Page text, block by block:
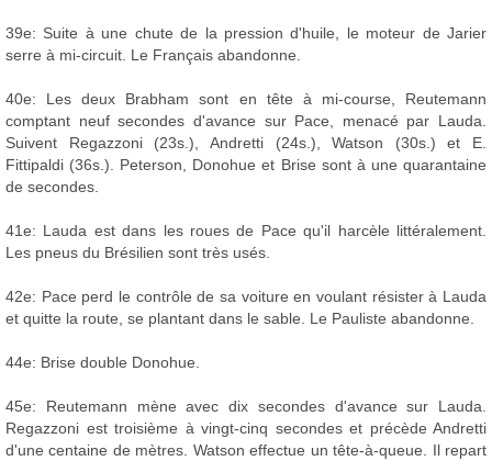
39e: Suite à une chute de la pression d'huile, le moteur de Jarier
serre à mi-circuit. Le Français abandonne.
40e: Les deux Brabham sont en tête à mi-course, Reutemann
comptant neuf secondes d'avance sur Pace, menacé par Lauda.
Suivent Regazzoni (23s.), Andretti (24s.), Watson (30s.) et E.
Fittipaldi (36s.). Peterson, Donohue et Brise sont à une quarantaine
de secondes.
41e: Lauda est dans les roues de Pace qu'il harcèle littéralement.
Les pneus du Brésilien sont très usés.
42e: Pace perd le contrôle de sa voiture en voulant résister à Lauda
et quitte la route, se plantant dans le sable. Le Pauliste abandonne.
44e: Brise double Donohue.
45e: Reutemann mène avec dix secondes d'avance sur Lauda.
Regazzoni est troisième à vingt-cinq secondes et précède Andretti
d'une centaine de mètres. Watson effectue un tête-à-queue. Il repart